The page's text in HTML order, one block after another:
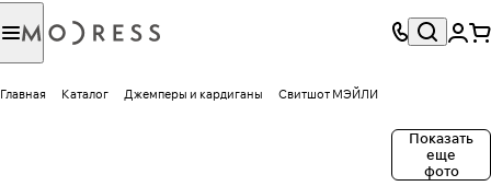
Главная Каталог Джемперы и кардиганы Свитшот МЭЙЛИ
Показать
еще
фото